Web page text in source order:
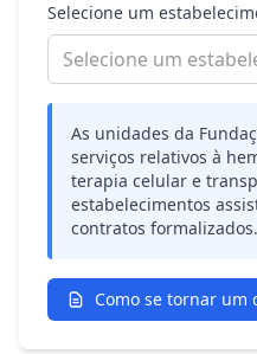
Selecione um
Selecione um
As unidades da
serviços relativos à
terapia celular e
estabelecimentos
contratos formalizados.
Como se tornar um